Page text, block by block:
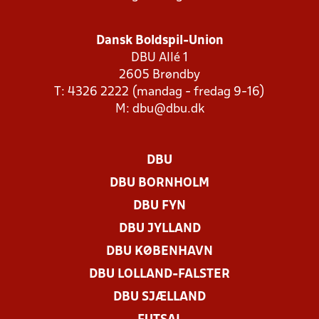
Dansk Boldspil-Union
DBU Allé 1
2605 Brøndby
T: 4326 2222 (mandag - fredag 9-16)
M: dbu@dbu.dk
DBU
DBU BORNHOLM
DBU FYN
DBU JYLLAND
DBU KØBENHAVN
DBU LOLLAND-FALSTER
DBU SJÆLLAND